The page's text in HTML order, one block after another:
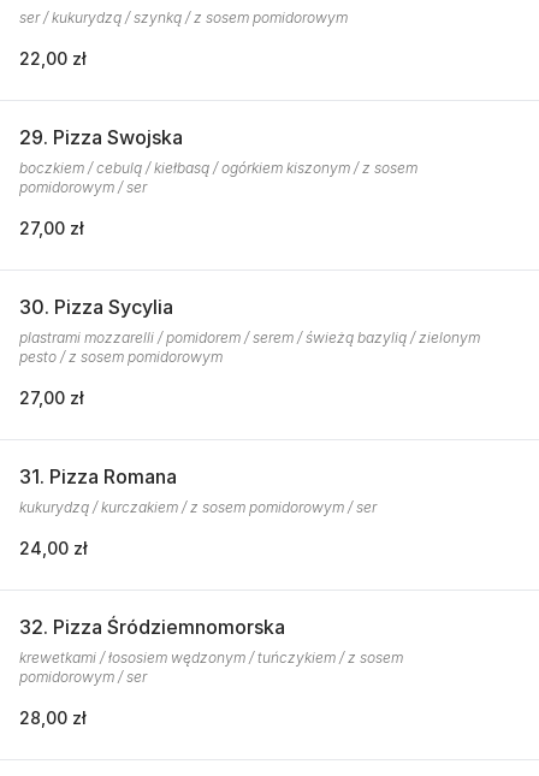
ser / kukurydzą / szynką / z sosem pomidorowym
22,00 zł
29. Pizza Swojska
boczkiem / cebulą / kiełbasą / ogórkiem kiszonym / z sosem
pomidorowym / ser
27,00 zł
30. Pizza Sycylia
plastrami mozzarelli / pomidorem / serem / świeżą bazylią / zielonym
pesto / z sosem pomidorowym
27,00 zł
31. Pizza Romana
kukurydzą / kurczakiem / z sosem pomidorowym / ser
24,00 zł
32. Pizza Śródziemnomorska
krewetkami / łososiem wędzonym / tuńczykiem / z sosem
pomidorowym / ser
28,00 zł